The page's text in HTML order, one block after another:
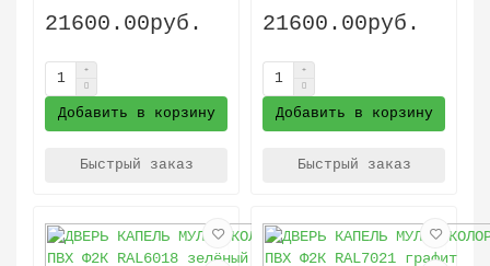
21600.00руб.
Добавить в корзину
Быстрый заказ
21600.00руб.
Добавить в корзину
Быстрый заказ